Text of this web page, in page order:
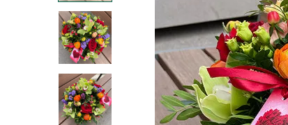
Previous